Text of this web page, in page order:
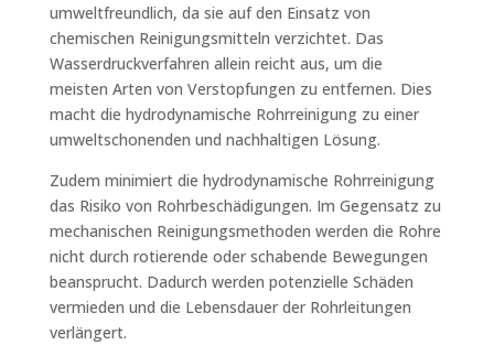
umweltfreundlich, da sie auf den Einsatz von
chemischen Reinigungsmitteln verzichtet. Das
Wasserdruckverfahren allein reicht aus, um die
meisten Arten von Verstopfungen zu entfernen. Dies
macht die hydrodynamische Rohrreinigung zu einer
umweltschonenden und nachhaltigen Lösung.
Zudem minimiert die hydrodynamische Rohrreinigung
das Risiko von Rohrbeschädigungen. Im Gegensatz zu
mechanischen Reinigungsmethoden werden die Rohre
nicht durch rotierende oder schabende Bewegungen
beansprucht. Dadurch werden potenzielle Schäden
vermieden und die Lebensdauer der Rohrleitungen
verlängert.